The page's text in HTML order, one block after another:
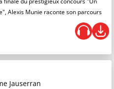
Alexis Munie raconte son parcours
Jauserran